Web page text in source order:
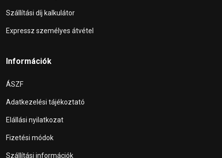
Szállítási díj kalkulátor
Expressz személyes átvétel
Információk
ÁSZF
Adatkezelési tájékoztató
Elállási nyilatkozat
Fizetési módok
Szállítási információk